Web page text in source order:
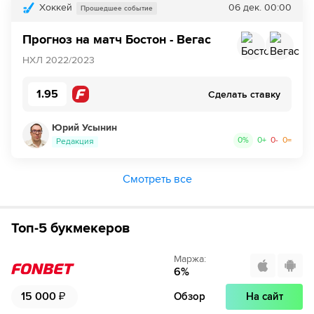
Хоккей Прошедшее событие 06 дек. 00:00
Прогноз на матч Бостон - Вегас
НХЛ 2022/2023
1.95 Сделать ставку
Юрий Усынин
Редакция 0% 0+ 0- 0=
Смотреть все
Топ-5 букмекеров
15 000 ₽
Маржа:
6%
Обзор На сайт